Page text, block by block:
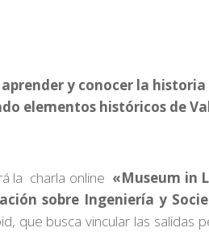
y conocer la
elementos históricos de
la charla online «Museum in
sobre Ingeniería y
que busca vincular las salidas